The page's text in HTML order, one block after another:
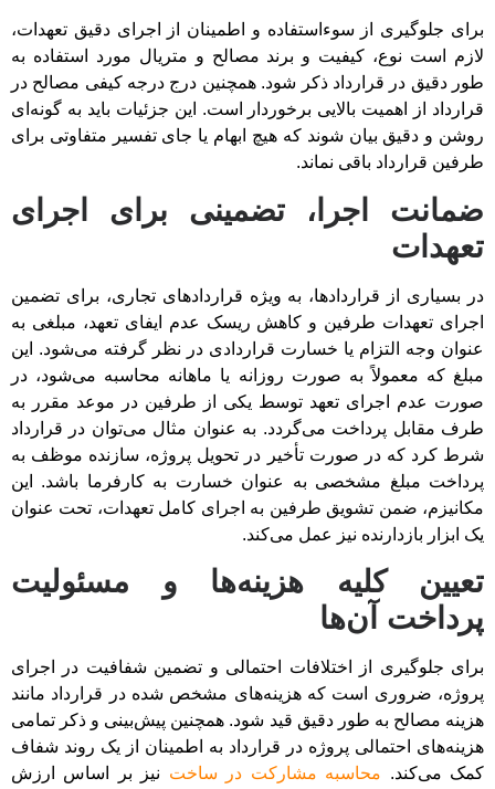
برای جلوگیری از سوءاستفاده و اطمینان از اجرای دقیق تعهدات،
لازم است نوع، کیفیت و برند مصالح و متریال مورد استفاده به
طور دقیق در قرارداد ذکر شود. همچنین درج درجه کیفی مصالح در
قرارداد از اهمیت بالایی برخوردار است. این جزئیات باید به گونه‌ای
روشن و دقیق بیان شوند که هیچ ابهام یا جای تفسیر متفاوتی برای
طرفین قرارداد باقی نماند.
ضمانت اجرا، تضمینی برای اجرای
تعهدات
در بسیاری از قراردادها، به ویژه قراردادهای تجاری، برای تضمین
اجرای تعهدات طرفین و کاهش ریسک عدم ایفای تعهد، مبلغی به
عنوان وجه التزام یا خسارت قراردادی در نظر گرفته می‌شود. این
مبلغ که معمولاً به صورت روزانه یا ماهانه محاسبه می‌شود، در
صورت عدم اجرای تعهد توسط یکی از طرفین در موعد مقرر به
طرف مقابل پرداخت می‌گردد. به عنوان مثال می‌توان در قرارداد
شرط کرد که در صورت تأخیر در تحویل پروژه، سازنده موظف به
پرداخت مبلغ مشخصی به عنوان خسارت به کارفرما باشد. این
مکانیزم، ضمن تشویق طرفین به اجرای کامل تعهدات، تحت عنوان
یک ابزار بازدارنده نیز عمل می‌کند.
تعیین کلیه هزینه‌ها و مسئولیت
پرداخت آن‌ها
برای جلوگیری از اختلافات احتمالی و تضمین شفافیت در اجرای
پروژه، ضروری است که هزینه‌های مشخص شده در قرارداد مانند
هزینه مصالح به طور دقیق قید شود. همچنین پیش‌بینی و ذکر تمامی
هزینه‌های احتمالی پروژه در قرارداد به اطمینان از یک روند شفاف
کمک می‌کند. محاسبه مشارکت در ساخت نیز بر اساس ارزش